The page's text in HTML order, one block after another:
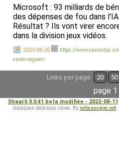
Microsoft : 93 milliards de
des dépenses de fou dans l'IA.
Résultat ? Ils vont virer
dans la division jeux vidéos.
2025-06-26
https://
sauto-reguler/
Links per page: 20 50
page 1
Shaarli 0.0.41 beta modifiée - 2022-08-11
database delicious clone. By sebsauvage.net.